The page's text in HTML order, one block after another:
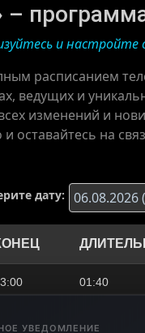
и настройте
расписанием
ведущих и
изменений и
и оставайтесь на
дату:
01:40
УВЕДОМЛЕНИЕ